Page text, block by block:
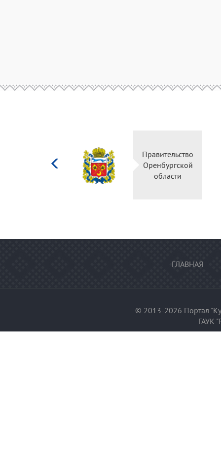
Министерство
культуры
Российской
федерации
ГЛАВНАЯ
© 2013-2026 Портал
ГАУК